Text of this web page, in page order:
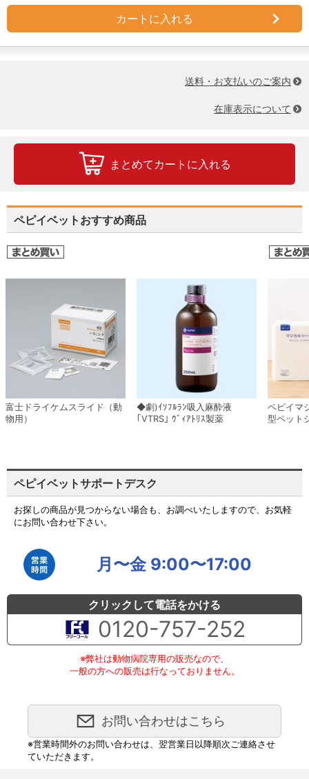
カートに入れる
送料・お支払いのご案内
在庫表示について
まとめてカートに入れる
ペピイベットおすすめ商品
富士ドライケムスライド（動
物用）
◆劇)ｲｿﾌﾙﾗﾝ吸入麻酔液
｢VTRS｣ ｳﾞｨｱﾄﾘｽ製薬
ペピイマ
型ペット
ペピイベットサポートデスク
お探しの商品が見つからない場合も、お調べいたしますので、お気軽
にお問い合わせ下さい。
月〜金 9:00〜17:00
クリックして電話をかける
0120-757-252
※弊社は動物病院専用の販売なので、
一般の方への販売は行なっておりません。
お問い合わせはこちら
※営業時間外のお問い合わせは、翌営業日以降順次ご連絡させ
ていただきます。